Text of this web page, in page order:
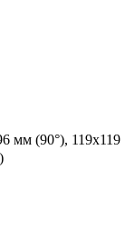
мм (90°), 119x119